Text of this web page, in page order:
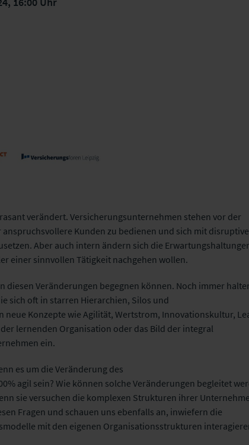
Versicherungsforen
Leipzig GmbH
verändert. Versicherungsunternehmen stehen vor der
Kunden zu bedienen und sich mit
Aber auch intern ändern sich die
einer sinnvollen Tätigkeit nachgehen wollen.
Veränderungen begegnen können. Noch immer
sich oft in starren Hierarchien, Silos und
Konzepte wie Agilität, Wertstrom, Innovationskultur,
lernenden Organisation oder das Bild der integral
ein.
es um die Veränderung des
agil sein? Wie können solche Veränderungen begleitet
sie versuchen die komplexen Strukturen ihrer
Fragen und schauen uns ebenfalls an, inwiefern die
mit den eigenen Organisationsstrukturen